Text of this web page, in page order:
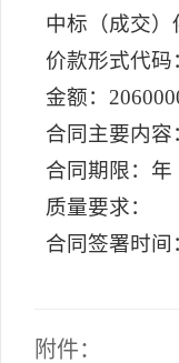
中标（成交）
价款形式代码
金额：
合同主要内容
合同期限：年
质量要求：
合同签署时间
附件：